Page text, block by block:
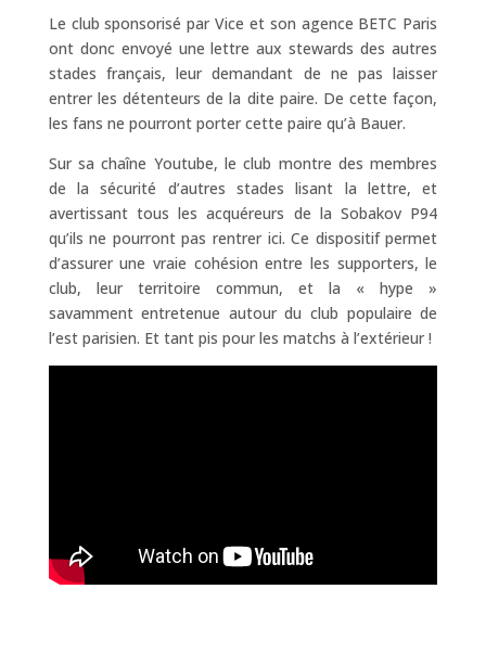
Le club sponsorisé par Vice et son agence BETC Paris
ont donc envoyé une lettre aux stewards des autres
stades français, leur demandant de ne pas laisser
entrer les détenteurs de la dite paire. De cette façon,
les fans ne pourront porter cette paire qu’à Bauer.
Sur sa chaîne Youtube, le club montre des membres
de la sécurité d’autres stades lisant la lettre, et
avertissant tous les acquéreurs de la Sobakov P94
qu’ils ne pourront pas rentrer ici. Ce dispositif permet
d’assurer une vraie cohésion entre les supporters, le
club, leur territoire commun, et la « hype »
savamment entretenue autour du club populaire de
l’est parisien. Et tant pis pour les matchs à l’extérieur !